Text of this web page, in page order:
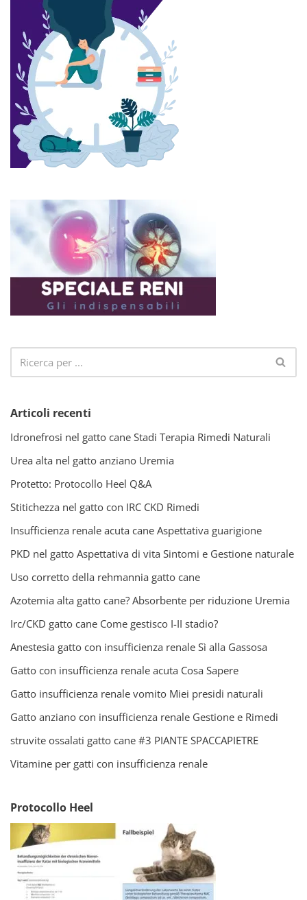
Articoli recenti
Idronefrosi nel gatto cane Stadi Terapia Rimedi Naturali
Urea alta nel gatto anziano Uremia
Protetto: Protocollo Heel Q&A
Stitichezza nel gatto con IRC CKD Rimedi
Insufficienza renale acuta cane Aspettativa guarigione
PKD nel gatto Aspettativa di vita Sintomi e Gestione naturale
Uso corretto della rehmannia gatto cane
Azotemia alta gatto cane? Absorbente per riduzione Uremia
Irc/CKD gatto cane Come gestisco I-II stadio?
Anestesia gatto con insufficienza renale Sì alla Gassosa
Gatto con insufficienza renale acuta Cosa Sapere
Gatto insufficienza renale vomito Miei presidi naturali
Gatto anziano con insufficienza renale Gestione e Rimedi
struvite ossalati gatto cane #3 PIANTE SPACCAPIETRE
Vitamine per gatti con insufficienza renale
Protocollo Heel